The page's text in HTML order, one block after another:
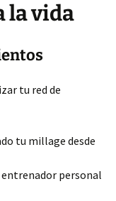
la vida
tu red de
tu millage desde
personal